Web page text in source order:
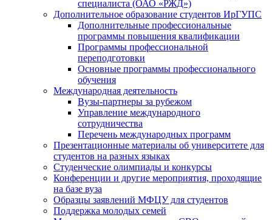
специалиста (ОАО «РЖД»)
Дополнительное образование студентов ИрГУПС
Дополнительные профессиональные
программы повышения квалификации
Программы профессиональной
переподготовки
Основные программы профессионального
обучения
Международная деятельность
Вузы-партнеры за рубежом
Управление международного
сотрудничества
Перечень международных программ
Презентационные материалы об университете для
студентов на разных языках
Студенческие олимпиады и конкурсы
Конференции и другие мероприятия, проходящие
на базе вуза
Образцы заявлений МФЦУ для студентов
Поддержка молодых семей